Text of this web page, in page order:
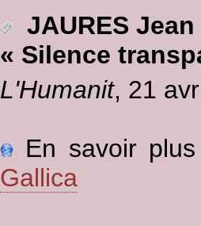
JAURES Jean
« Silence
L'Humanit, 21
En savoir
Gallica